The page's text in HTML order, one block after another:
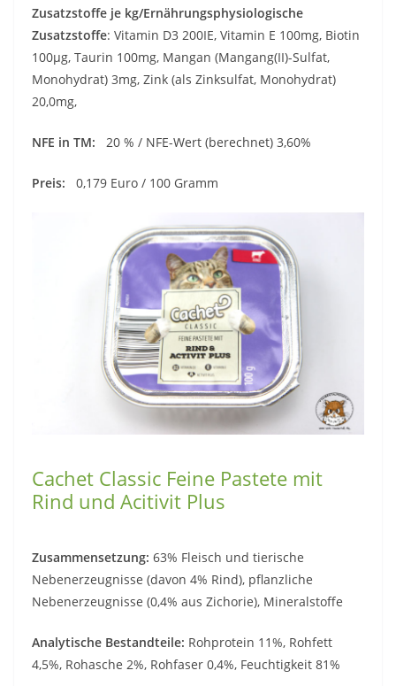
Zusatzstoffe je kg/Ernährungsphysiologische
Zusatzstoffe: Vitamin D3 200IE, Vitamin E 100mg, Biotin
100µg, Taurin 100mg, Mangan (Mangang(II)-Sulfat,
Monohydrat) 3mg, Zink (als Zinksulfat, Monohydrat)
20,0mg,
NFE in TM: 20 % / NFE-Wert (berechnet) 3,60%
Preis: 0,179 Euro / 100 Gramm
Cachet Classic Feine Pastete mit
Rind und Acitivit Plus
Zusammensetzung: 63% Fleisch und tierische
Nebenerzeugnisse (davon 4% Rind), pflanzliche
Nebenerzeugnisse (0,4% aus Zichorie), Mineralstoffe
Analytische Bestandteile: Rohprotein 11%, Rohfett
4,5%, Rohasche 2%, Rohfaser 0,4%, Feuchtigkeit 81%